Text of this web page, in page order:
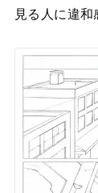
見る人に違和